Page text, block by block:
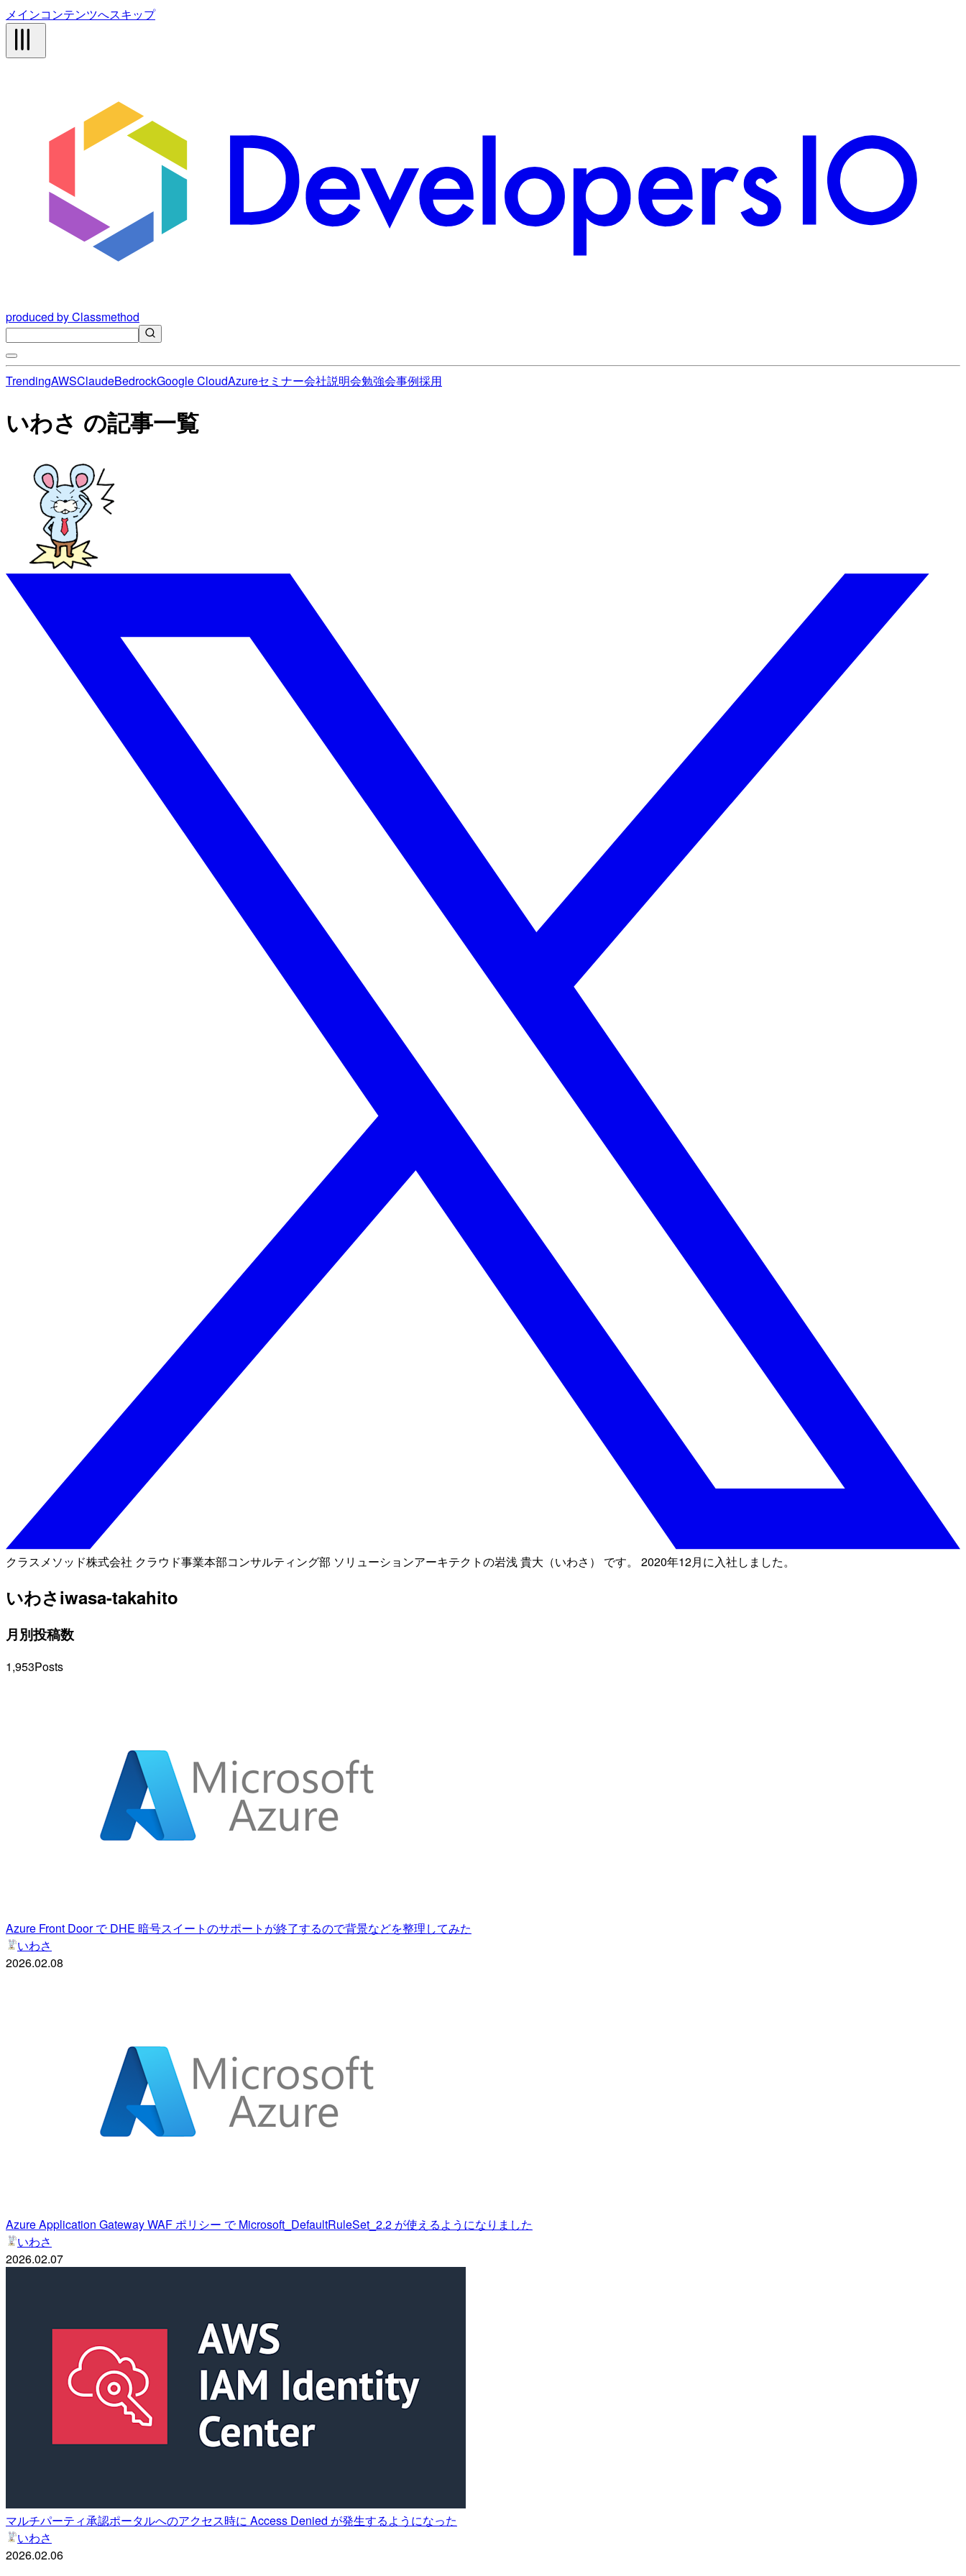
メインコンテンツへスキップ
produced by Classmethod
TrendingAWSClaudeBedrockGoogle CloudAzureセミナー会社説明会勉強会事例採用
いわさ の記事一覧
クラスメソッド株式会社 クラウド事業本部コンサルティング部 ソリューションアーキテクトの岩浅 貴大（いわさ） です。 2020年12月に入社しました。
いわさiwasa-takahito
月別投稿数
1,953Posts
Azure Front Door で DHE 暗号スイートのサポートが終了するので背景などを整理してみた
いわさ
2026.02.08
Azure Application Gateway WAF ポリシー で Microsoft_DefaultRuleSet_2.2 が使えるようになりました
いわさ
2026.02.07
マルチパーティ承認ポータルへのアクセス時に Access Denied が発生するようになった
いわさ
2026.02.06